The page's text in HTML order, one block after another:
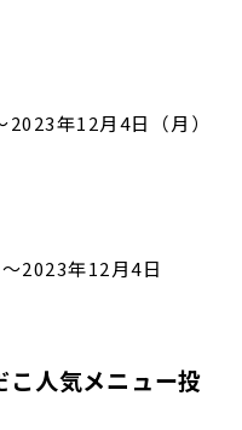
年12月4日（月）
2023年12月4日
人気メニュー投